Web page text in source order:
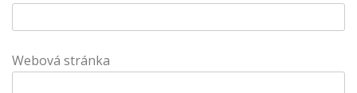
Webová stránka